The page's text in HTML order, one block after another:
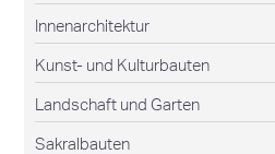
Innenarchitektur
Kunst- und Kulturbauten
Landschaft und Garten
Sakralbauten